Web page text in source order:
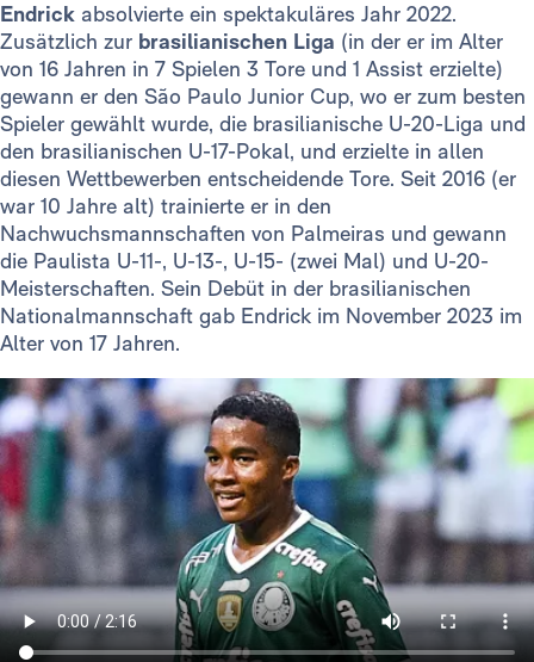
Endrick absolvierte ein spektakuläres Jahr 2022.
Zusätzlich zur brasilianischen Liga (in der er im Alter
von 16 Jahren in 7 Spielen 3 Tore und 1 Assist erzielte)
gewann er den São Paulo Junior Cup, wo er zum besten
Spieler gewählt wurde, die brasilianische U-20-Liga und
den brasilianischen U-17-Pokal, und erzielte in allen
diesen Wettbewerben entscheidende Tore. Seit 2016 (er
war 10 Jahre alt) trainierte er in den
Nachwuchsmannschaften von Palmeiras und gewann
die Paulista U-11-, U-13-, U-15- (zwei Mal) und U-20-
Meisterschaften. Sein Debüt in der brasilianischen
Nationalmannschaft gab Endrick im November 2023 im
Alter von 17 Jahren.